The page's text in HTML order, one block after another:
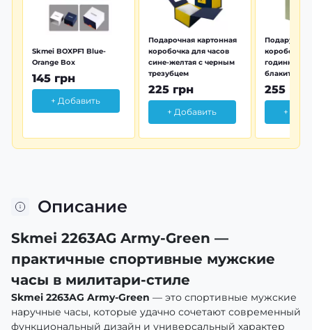
Skmei BOXPF1 Blue-
Orange Box
145 грн
+ Добавить
Подарочная картонная
коробочка для часов
сине-желтая с черным
трезубцем
225 грн
+ Добавить
коробочка
годинника
блакитна
255 грн
+
Описание
Skmei 2263AG Army-Green —
практичные спортивные мужские
часы в милитари-стиле
Skmei 2263AG Army-Green — это спортивные мужские
наручные часы, которые удачно сочетают современный
функциональный дизайн и универсальный характер